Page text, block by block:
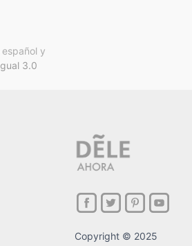
y
3.0
Copyright © 2025